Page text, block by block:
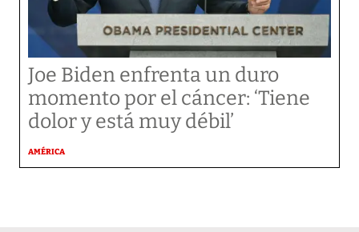
Joe Biden enfrenta un duro
momento por el cáncer: ‘Tiene
dolor y está muy débil’
AMÉRICA